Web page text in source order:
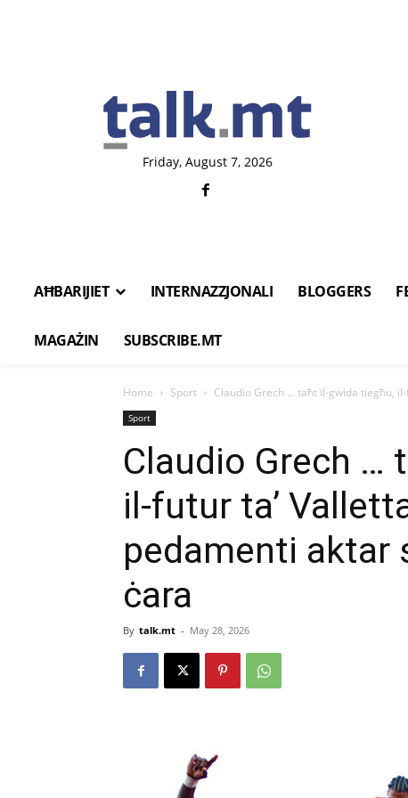
Friday, August 7, 2026
AĦBARIJIET INTERNAZZJONALI BLOGGERS
MAGAŻIN SUBSCRIBE.MT
Home Sport Claudio Grech … taħt il-gwida tiegħu,
Sport
Claudio Grech …
il-futur ta’
pedamenti aktar
ċara
By talk.mt - May 28, 2026